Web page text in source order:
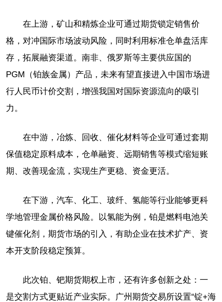
在上游，矿山和精炼企业可通过期货锁定销售价
格，对冲国际市场波动风险，同时利用标准仓单盘活库
存，拓展融资渠道。南非、俄罗斯等主要供应国的
PGM（铂族金属）产品，未来有望直接进入中国市场进
行人民币计价交割，增强我国对国际资源流向的吸引
力。
在中游，冶炼、回收、催化材料等企业可通过套期
保值稳定原料成本，仓单融资、远期销售等模式缩短账
期、改善现金流，实现生产更稳、资金更活。
在下游，汽车、化工、玻纤、氢能等行业能够更科
学地管理金属价格风险。以氢能为例，铂是燃料电池关
键催化剂，期货市场的引入，有助企业在技术扩产、资
本开支阶段稳定预算。
此次铂、钯期货期权上市，还有许多创新之处：一
是交割方式更贴近产业实际。广州期货交易所设置“锭+海